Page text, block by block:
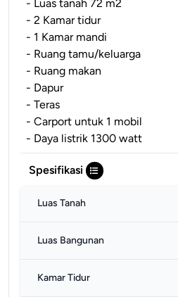
- Luas tanah 72 m2
- 2 Kamar tidur
- 1 Kamar mandi
- Ruang tamu/keluarga
- Ruang makan
- Dapur
- Teras
- Carport untuk 1 mobil
- Daya listrik 1300 watt
Spesifikasi
Luas Tanah
Luas Bangunan
Kamar Tidur